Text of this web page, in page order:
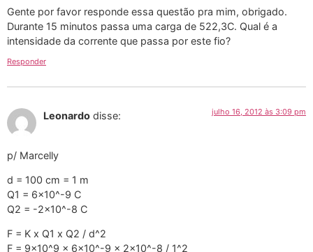
Gente por favor responde essa questão pra mim, obrigado.
Durante 15 minutos passa uma carga de 522,3C. Qual é a
intensidade da corrente que passa por este fio?
Responder
Leonardo disse: julho 16, 2012 às 3:09 pm
p/ Marcelly
d = 100 cm = 1 m
Q1 = 6×10^-9 C
Q2 = -2×10^-8 C
F = K x Q1 x Q2 / d^2
F = 9×10^9 x 6×10^-9 x 2×10^-8 / 1^2